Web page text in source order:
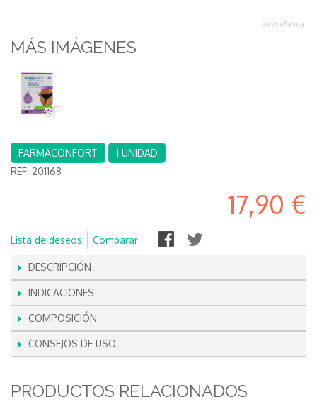
MÁS IMÁGENES
FARMACONFORT
1 UNIDAD
REF: 201168
17,90 €
Lista de deseos Comparar
DESCRIPCIÓN
INDICACIONES
COMPOSICIÓN
CONSEJOS DE USO
PRODUCTOS RELACIONADOS